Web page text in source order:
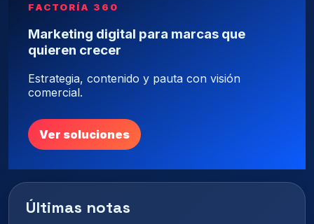
FACTORÍA 360
Marketing digital para marcas que
quieren crecer
Estrategia, contenido y pauta con visión
comercial.
Ver soluciones
Últimas notas